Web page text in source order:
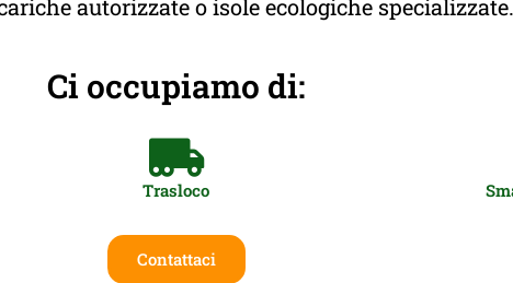
autorizzate o isole ecologiche specializzate.
Ci occupiamo di:
Trasloco
Contattaci